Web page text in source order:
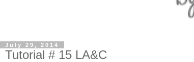
July 29, 2014
Tutorial # 15 LA&C